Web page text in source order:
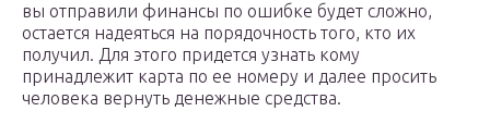
вы отправили финансы по ошибке будет сложно,
остается надеяться на порядочность того, кто их
получил. Для этого придется узнать кому
принадлежит карта по ее номеру и далее просить
человека вернуть денежные средства.